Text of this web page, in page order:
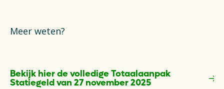
Meer weten?
Bekijk hier de volledige Totaalaanpak
Statiegeld van 27 november 2025